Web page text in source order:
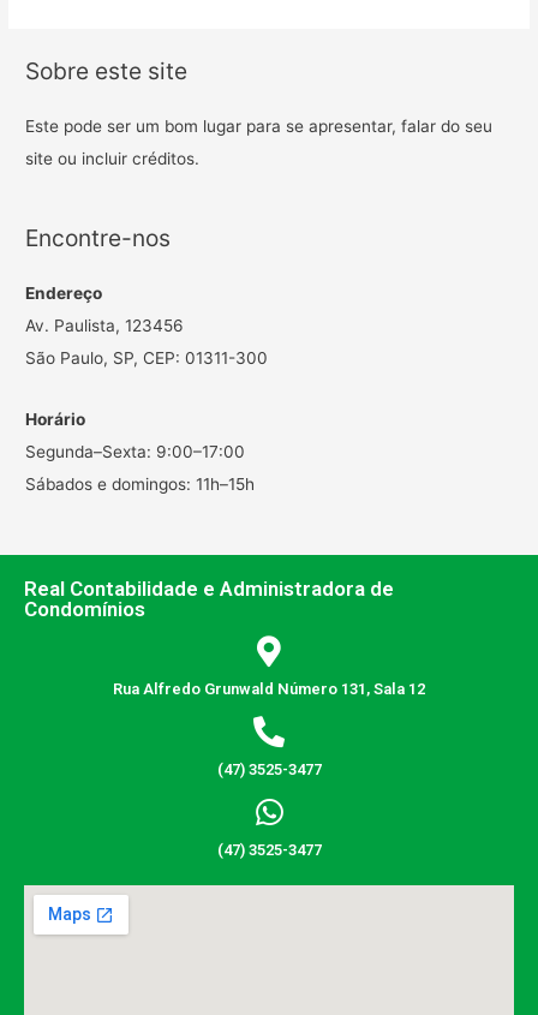
Sobre este site
Este pode ser um bom lugar para se apresentar, falar do seu
site ou incluir créditos.
Encontre-nos
Endereço
Av. Paulista, 123456
São Paulo, SP, CEP: 01311-300
Horário
Segunda–Sexta: 9:00–17:00
Sábados e domingos: 11h–15h
Real Contabilidade e Administradora de
Condomínios
Rua Alfredo Grunwald Número 131, Sala 12
(47) 3525-3477
(47) 3525-3477